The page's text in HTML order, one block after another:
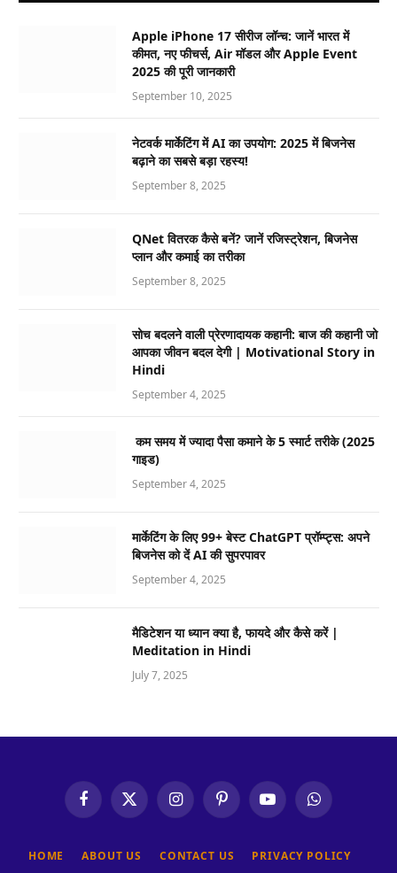
Apple iPhone 17 सीरीज लॉन्च: जानें भारत में
कीमत, नए फीचर्स, Air मॉडल और Apple Event
2025 की पूरी जानकारी
September 10, 2025
नेटवर्क मार्केटिंग में AI का उपयोग: 2025 में बिजनेस
बढ़ाने का सबसे बड़ा रहस्य!
September 8, 2025
QNet वितरक कैसे बनें? जानें रजिस्ट्रेशन, बिजनेस
प्लान और कमाई का तरीका
September 8, 2025
सोच बदलने वाली प्रेरणादायक कहानी: बाज की कहानी जो
आपका जीवन बदल देगी | Motivational Story in
Hindi
September 4, 2025
कम समय में ज्यादा पैसा कमाने के 5 स्मार्ट तरीके (2025
गाइड)
September 4, 2025
मार्केटिंग के लिए 99+ बेस्ट ChatGPT प्रॉम्प्ट्स: अपने
बिजनेस को दें AI की सुपरपावर
September 4, 2025
मैडिटेशन या ध्यान क्या है, फायदे और कैसे करें |
Meditation in Hindi
July 7, 2025
FacebookX
(Twitter)
InstagramPinterestYouTubeWhatsApp
HOME ABOUT US CONTACT US PRIVACY POLICY